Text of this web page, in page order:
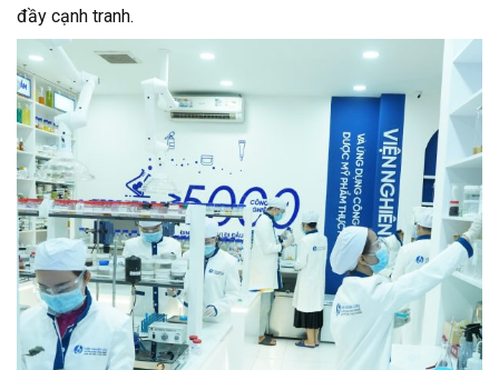
đầy cạnh tranh.